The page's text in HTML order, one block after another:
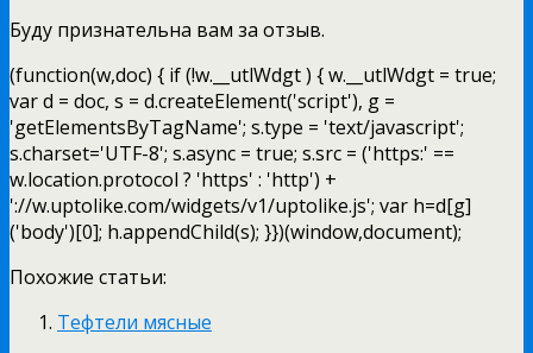
Буду признательна вам за отзыв.
(function(w,doc) { if (!w.__utlWdgt ) { w.__utlWdgt = true;
var d = doc, s = d.createElement('script'), g =
'getElementsByTagName'; s.type = 'text/javascript';
s.charset='UTF-8'; s.async = true; s.src = ('https:' ==
w.location.protocol ? 'https' : 'http') +
'://w.uptolike.com/widgets/v1/uptolike.js'; var h=d[g]
('body')[0]; h.appendChild(s); }})(window,document);
Похожие статьи:
Тефтели мясные